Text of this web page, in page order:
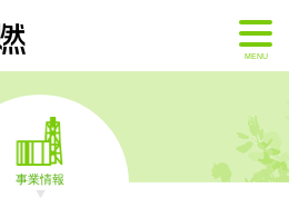
MENU
事業情報